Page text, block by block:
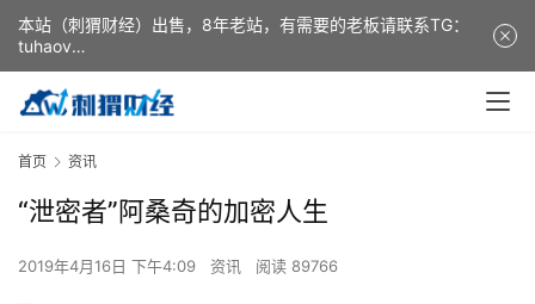
首页 资讯
“泄密者”阿桑奇的加密人生
2019年4月16日 下午4:09 资讯 阅读 89766
本站（刺猬财经）出售，8年老站，有需要的老板请联系TG：
tuhaov
This website (ciweicaijing) is for sale. It is a 8-year-old
website. If you need it, please contact TG: tuhaov